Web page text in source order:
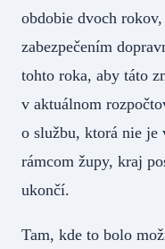
obdobie dvoch
zabezpečením
tohto roka, aby táto
v aktuálnom
o službu, ktorá nie je
rámcom župy, kraj
ukončí.
Tam, kde to bolo